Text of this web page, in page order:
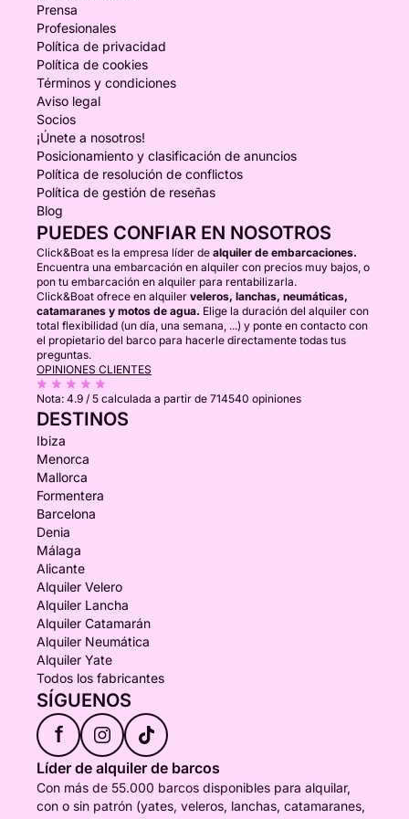
Prensa
Profesionales
Política de privacidad
Política de cookies
Términos y condiciones
Aviso legal
Socios
¡Únete a nosotros!
Posicionamiento y clasificación de anuncios
Política de resolución de conflictos
Política de gestión de reseñas
Blog
PUEDES CONFIAR EN NOSOTROS
Click&Boat es la empresa líder de alquiler de embarcaciones.
Encuentra una embarcación en alquiler con precios muy bajos, o
pon tu embarcación en alquiler para rentabilizarla.
Click&Boat ofrece en alquiler veleros, lanchas, neumáticas,
catamaranes y motos de agua. Elige la duración del alquiler con
total flexibilidad (un día, una semana, ...) y ponte en contacto con
el propietario del barco para hacerle directamente todas tus
preguntas.
OPINIONES CLIENTES
Nota: 4.9 / 5 calculada a partir de 714540 opiniones
DESTINOS
Ibiza
Menorca
Mallorca
Formentera
Barcelona
Denia
Málaga
Alicante
Alquiler Velero
Alquiler Lancha
Alquiler Catamarán
Alquiler Neumática
Alquiler Yate
Todos los fabricantes
SÍGUENOS
f
Líder de alquiler de barcos
Con más de 55.000 barcos disponibles para alquilar,
con o sin patrón (yates, veleros, lanchas, catamaranes,